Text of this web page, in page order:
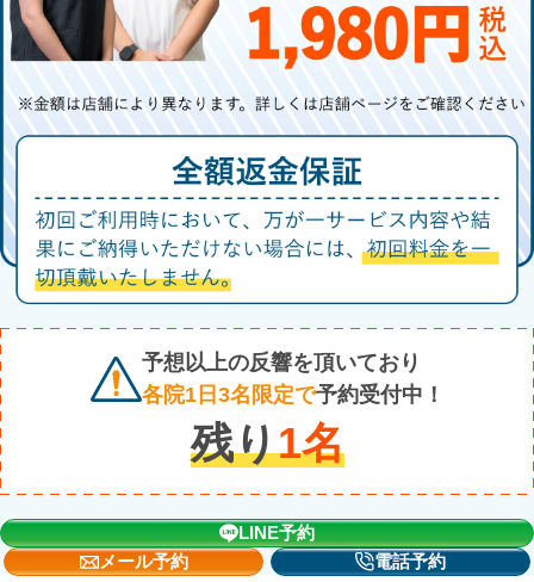
予想以上の反響を頂いており
各院1日3名限定で予約受付中！
残り1名
LINE予約
メール予約
電話予約